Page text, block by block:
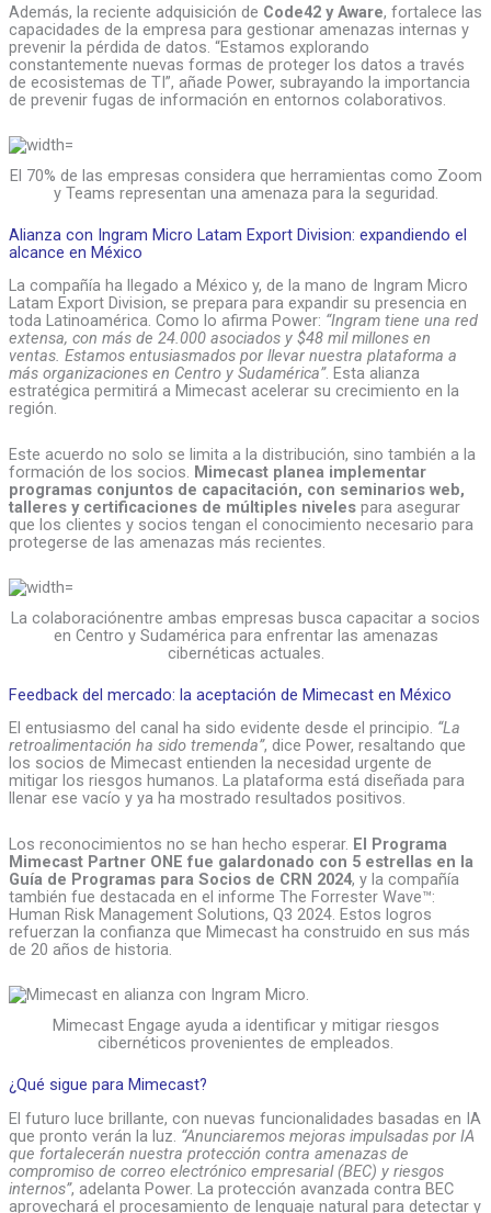
Además, la reciente adquisición de Code42 y Aware, fortalece las
capacidades de la empresa para gestionar amenazas internas y
prevenir la pérdida de datos. “Estamos explorando
constantemente nuevas formas de proteger los datos a través
de ecosistemas de TI”, añade Power, subrayando la importancia
de prevenir fugas de información en entornos colaborativos.
El 70% de las empresas considera que herramientas como Zoom
y Teams representan una amenaza para la seguridad.
Alianza con Ingram Micro Latam Export Division: expandiendo el
alcance en México
La compañía ha llegado a México y, de la mano de Ingram Micro
Latam Export Division, se prepara para expandir su presencia en
toda Latinoamérica. Como lo afirma Power: “Ingram tiene una red
extensa, con más de 24.000 asociados y $48 mil millones en
ventas. Estamos entusiasmados por llevar nuestra plataforma a
más organizaciones en Centro y Sudamérica”. Esta alianza
estratégica permitirá a Mimecast acelerar su crecimiento en la
región.
Este acuerdo no solo se limita a la distribución, sino también a la
formación de los socios. Mimecast planea implementar
programas conjuntos de capacitación, con seminarios web,
talleres y certificaciones de múltiples nivelespara asegurar
que los clientes y socios tengan el conocimiento necesario para
protegerse de las amenazas más recientes.
La colaboraciónentre ambas empresas busca capacitar a socios
en Centro y Sudamérica para enfrentar las amenazas
cibernéticas actuales.
Feedback del mercado: la aceptación de Mimecast en México
El entusiasmo del canal ha sido evidente desde el principio. “La
retroalimentación ha sido tremenda”, dice Power, resaltando que
los socios de Mimecast entienden la necesidad urgente de
mitigar los riesgos humanos. La plataforma está diseñada para
llenar ese vacío y ya ha mostrado resultados positivos.
Los reconocimientos no se han hecho esperar. El Programa
Mimecast Partner ONE fue galardonado con 5 estrellas en la
Guía de Programas para Socios de CRN 2024, y la compañía
también fue destacada en el informe The Forrester Wave™:
Human Risk Management Solutions, Q3 2024. Estos logros
refuerzan la confianza que Mimecast ha construido en sus más
de 20 años de historia.
Mimecast Engage ayuda a identificar y mitigar riesgos
cibernéticos provenientes de empleados.
¿Qué sigue para Mimecast?
El futuro luce brillante, con nuevas funcionalidades basadas en IA
que pronto verán la luz. “Anunciaremos mejoras impulsadas por IA
que fortalecerán nuestra protección contra amenazas de
compromiso de correo electrónico empresarial (BEC) y riesgos
internos”, adelanta Power. La protección avanzada contra BEC
aprovechará el procesamiento de lenguaje natural para detectar y